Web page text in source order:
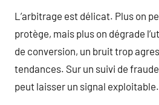
L’arbitrage est délicat. Plus on
protège, mais plus on dégrade
de conversion, un bruit trop
tendances. Sur un suivi de
peut laisser un signal exploitable.